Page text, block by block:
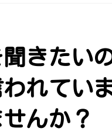
きたい
れてい
んか？